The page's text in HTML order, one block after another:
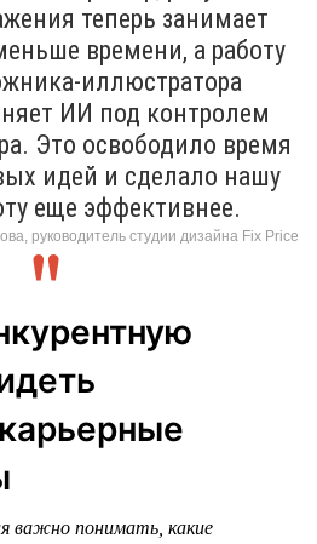
теперь занимает
времени, а работу
иллюстратора
ИИ под контролем
Это освободило время
идей и сделало нашу
еще эффективнее.
руководитель студии дизайна Fix Price
важно понимать, какие